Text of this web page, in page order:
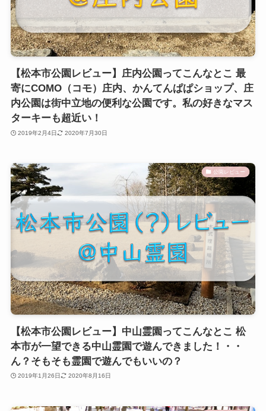
【松本市公園レビュー】庄内公園ってこんなとこ 最
寄にCOMO（コモ）庄内、かんてんぱぱショップ、庄
内公園は街中立地の便利な公園です。私の好きなマス
ターキーも超近い！
2019年2月4日 2020年7月30日
公園レビュー
【松本市公園レビュー】中山霊園ってこんなとこ 松
本市が一望できる中山霊園で遊んできました！・・
ん？そもそも霊園で遊んでもいいの？
2019年1月26日 2020年8月16日